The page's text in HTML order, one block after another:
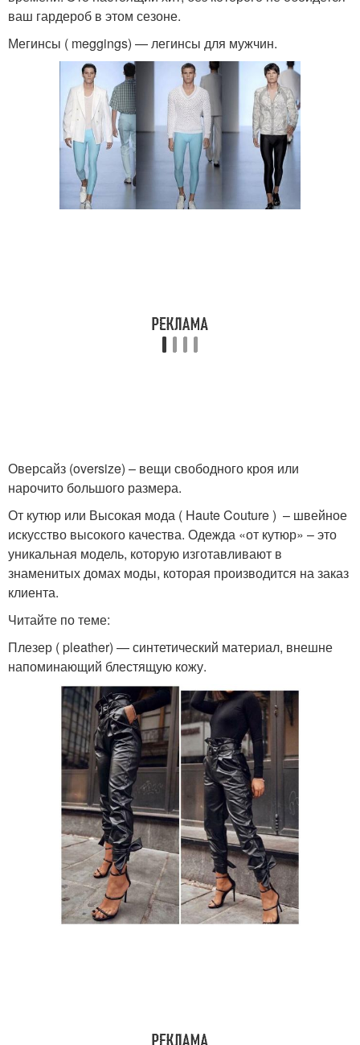
ваш гардероб в этом сезоне.
Мегинсы ( meggings) — легинсы для мужчин.
Оверсайз (oversize) – вещи свободного кроя или
нарочито большого размера.
От кутюр или Высокая мода ( Haute Couture ) – швейное
искусство высокого качества. Одежда «от кутюр» – это
уникальная модель, которую изготавливают в
знаменитых домах моды, которая производится на заказ
клиента.
Читайте по теме:
Плезер ( pleather) — синтетический материал, внешне
напоминающий блестящую кожу.